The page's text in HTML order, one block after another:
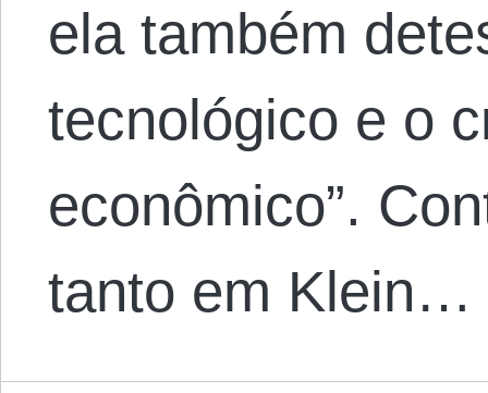
ela também
tecnológico e o
econômico”.
tanto em Klein…